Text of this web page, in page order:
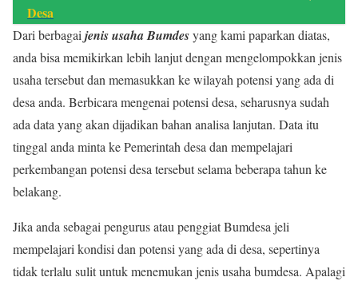
Desa
Dari berbagai jenis usaha Bumdesyang kami paparkan diatas,
anda bisa memikirkan lebih lanjut dengan mengelompokkan jenis
usaha tersebut dan memasukkan ke wilayah potensi yang ada di
desa anda. Berbicara mengenai potensi desa, seharusnya sudah
ada data yang akan dijadikan bahan analisa lanjutan. Data itu
tinggal anda minta ke Pemerintah desa dan mempelajari
perkembangan potensi desa tersebut selama beberapa tahun ke
belakang.
Jika anda sebagai pengurus atau penggiat Bumdesa jeli
mempelajari kondisi dan potensi yang ada di desa, sepertinya
tidak terlalu sulit untuk menemukan jenis usaha bumdesa. Apalagi